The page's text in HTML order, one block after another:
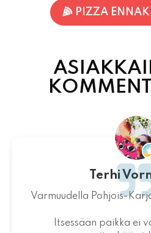
Jaakko
Maukas ruoka
aineista.Jälkiruoka